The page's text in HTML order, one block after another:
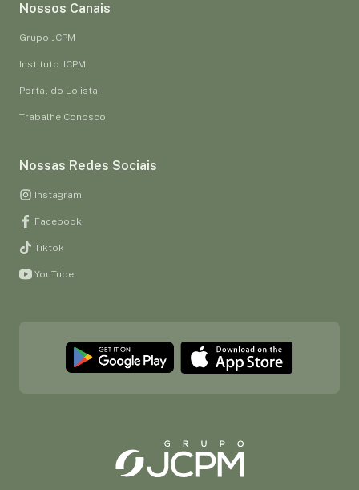
Nossos Canais
Grupo JCPM
Instituto JCPM
Portal do Lojista
Trabalhe Conosco
Nossas Redes Sociais
Instagram
Facebook
Tiktok
YouTube